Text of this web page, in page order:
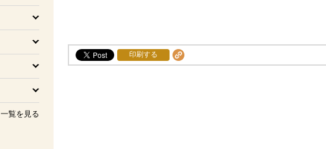
一覧を見る
印刷する